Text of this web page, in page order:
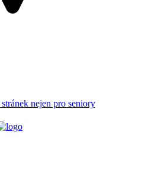
nejen pro seniory